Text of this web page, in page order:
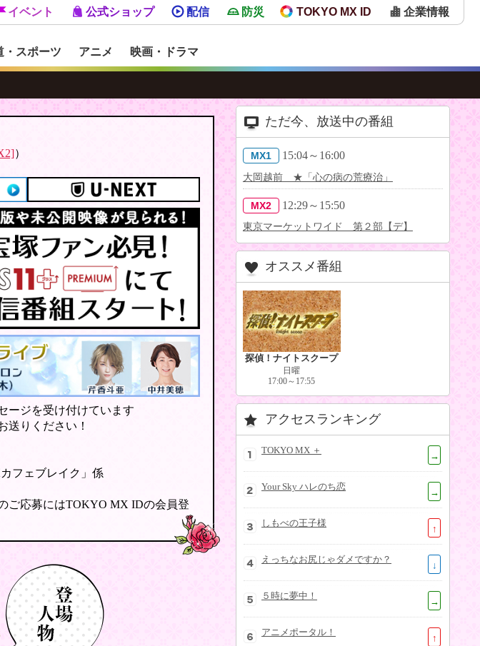
・スポーツ アニメ 映画・ドラマ
イベント 公式ショップ 配信 防災 TOKYO MX ID 企業情報
）
ージを受け付けています
送りください！
フェブレイク」係
ご応募にはTOKYO MX IDの会員登
ただ今、放送中の番組
MX1 15:04～16:00
大岡越前 ★「心の病の荒療治」
MX2 12:29～15:50
東京マーケットワイド 第２部【デ】
オススメ番組
探偵！ナイトスクープ
日曜
17:00～17:55
アクセスランキング
TOKYO MX ＋
→
Your Sky ハレのち恋
→
しもべの王子様
↑
えっちなお尻じゃダメですか？
↓
５時に夢中！
→
アニメポータル！
↑